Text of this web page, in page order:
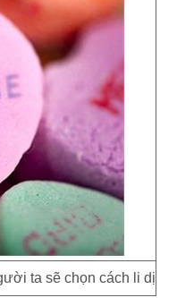
ta sẽ chọn cách li dị